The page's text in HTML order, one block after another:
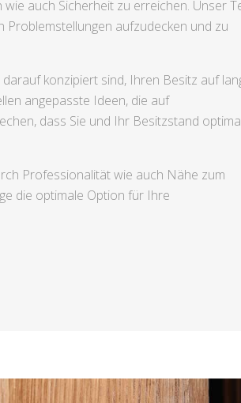
auch Sicherheit zu erreichen. Unser
aufzudecken und zu
konzipiert sind, Ihren Besitz auf
angepasste Ideen, die auf
dass Sie und Ihr Besitzstand
Professionalität wie auch Nähe zum
die optimale Option für Ihre